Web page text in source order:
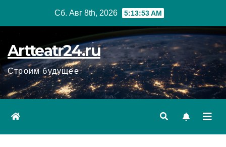
Сб. Авг 8th, 2026 5:13:54 AM
Artteatr24.ru
Строим будущее